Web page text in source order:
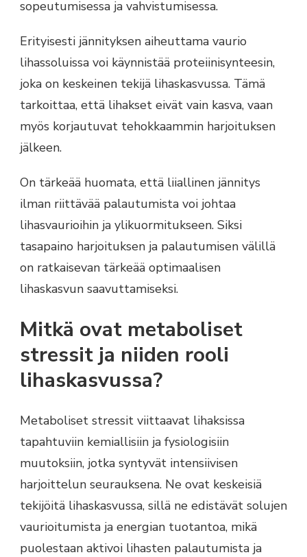
sopeutumisessa ja vahvistumisessa.
Erityisesti jännityksen aiheuttama vaurio
lihassoluissa voi käynnistää proteiinisynteesin,
joka on keskeinen tekijä lihaskasvussa. Tämä
tarkoittaa, että lihakset eivät vain kasva, vaan
myös korjautuvat tehokkaammin harjoituksen
jälkeen.
On tärkeää huomata, että liiallinen jännitys
ilman riittävää palautumista voi johtaa
lihasvaurioihin ja ylikuormitukseen. Siksi
tasapaino harjoituksen ja palautumisen välillä
on ratkaisevan tärkeää optimaalisen
lihaskasvun saavuttamiseksi.
Mitkä ovat metaboliset
stressit ja niiden rooli
lihaskasvussa?
Metaboliset stressit viittaavat lihaksissa
tapahtuviin kemiallisiin ja fysiologisiin
muutoksiin, jotka syntyvät intensiivisen
harjoittelun seurauksena. Ne ovat keskeisiä
tekijöitä lihaskasvussa, sillä ne edistävät solujen
vaurioitumista ja energian tuotantoa, mikä
puolestaan aktivoi lihasten palautumista ja